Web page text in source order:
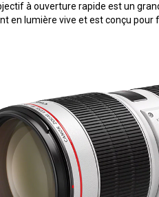
à ouverture rapide est un
en lumière vive et est conçu pour